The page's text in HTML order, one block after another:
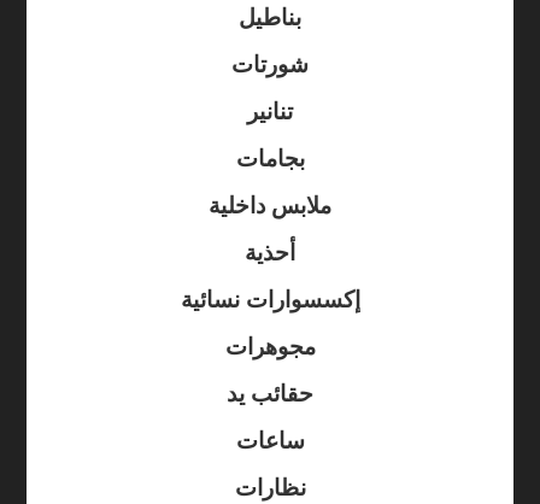
بناطيل
شورتات
تنانير
بجامات
ملابس داخلية
أحذية
إكسسوارات نسائية
مجوهرات
حقائب يد
ساعات
نظارات